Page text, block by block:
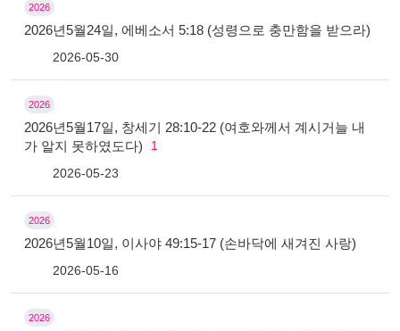
2026
2026년5월24일, 에베소서 5:18 (성령으로 충만함을 받으라)
2026-05-30
2026
2026년5월17일, 창세기 28:10-22 (여호와께서 계시거늘 내
가 알지 못하였도다)
1
2026-05-23
2026
2026년5월10일, 이사야 49:15-17 (손바닥에 새겨진 사랑)
2026-05-16
2026